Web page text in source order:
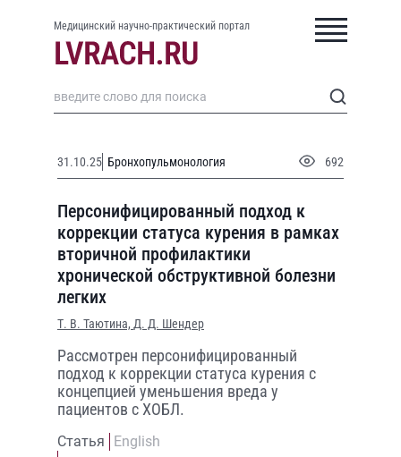
Медицинский научно-практический портал
31.10.25 Бронхопульмонология 692
Персонифицированный подход к
коррекции статуса курения в рамках
вторичной профилактики
хронической обструктивной болезни
легких
Т. В. Таютина, Д. Д. Шендер
Рассмотрен персонифицированный
подход к коррекции статуса курения с
концепцией уменьшения вреда у
пациентов с ХОБЛ.
Статья
English